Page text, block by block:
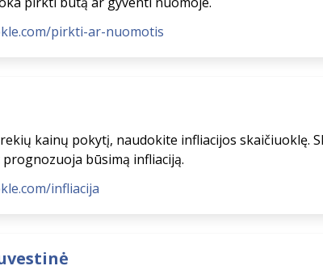
pirkti-ar-nuomotis
kainų pokytį, naudokite infliacijos skaičiuoklę.
būsimą infliaciją.
infliacija